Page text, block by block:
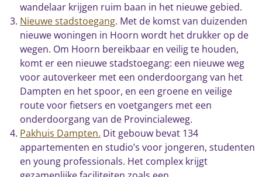
wandelaar krijgen ruim baan in het nieuwe gebied.
Nieuwe stadstoegang. Met de komst van duizenden
nieuwe woningen in Hoorn wordt het drukker op de
wegen. Om Hoorn bereikbaar en veilig te houden,
komt er een nieuwe stadstoegang: een nieuwe weg
voor autoverkeer met een onderdoorgang van het
Dampten en het spoor, en een groene en veilige
route voor fietsers en voetgangers met een
onderdoorgang van de Provincialeweg.
Pakhuis Dampten. Dit gebouw bevat 134
appartementen en studio’s voor jongeren, studenten
en young professionals. Het complex krijgt